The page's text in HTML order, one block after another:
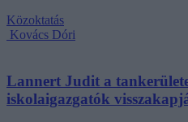
Közoktatás
Kovács Dóri
Lannert Judit a
iskolaigazgatók